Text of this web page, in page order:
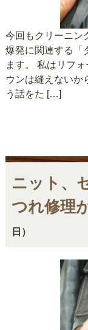
今回もクリーニン
爆発に関連する「
ます。 私はリフ
ウンは縫えないか
う話をた […]
ニット、
つれ修理
日）